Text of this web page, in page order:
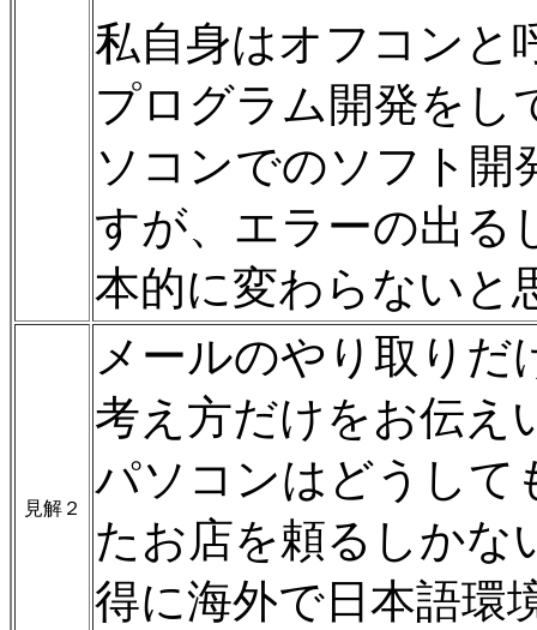
私自身はオフコンと
プログラム開発をし
ソコンでのソフト開
すが、エラーの出る
本的に変わらないと
見解２
メールのやり取りだ
考え方だけをお伝え
パソコンはどうして
たお店を頼るしかな
得に海外で日本語環